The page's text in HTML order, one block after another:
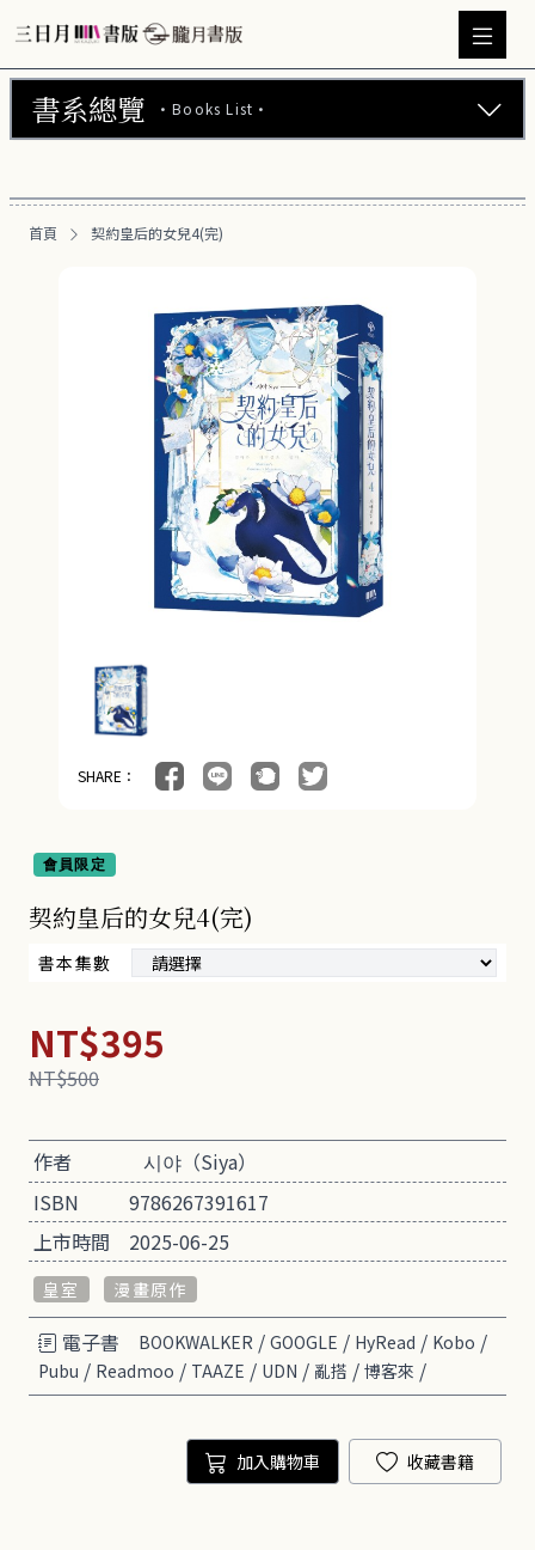
書系總覽 ·Books List·
朧月書版 (275)
周邊商品 (260)
首頁 契約皇后的女兒4(完)
SHARE：
會員限定
契約皇后的女兒4(完)
書本集數
NT$395
NT$500
作者
시야（Siya）
ISBN
9786267391617
上市時間
2025-06-25
皇室 漫畫原作
電子書 BOOKWALKER / GOOGLE / HyRead / Kobo /
Pubu / Readmoo / TAAZE / UDN / 亂搭 / 博客來 /
加入購物車 收藏書籍